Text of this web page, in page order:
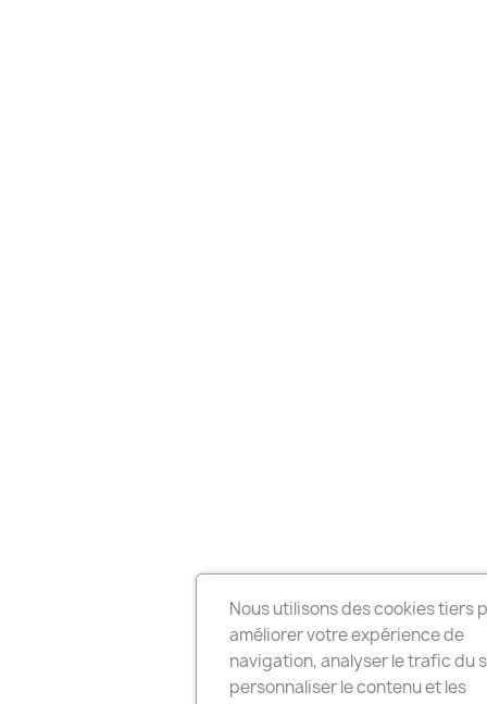
Nous utilisons des cookies tiers
améliorer votre expérience de
navigation, analyser le trafic du
personnaliser le contenu et les